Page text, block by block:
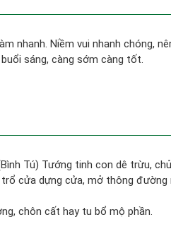
nhanh. Niềm vui nhanh chóng,
sáng, càng sớm càng tốt.
Tú) Tướng tinh con dê trừu,
cửa dựng cửa, mở thông
chôn cất hay tu bổ mộ phần.